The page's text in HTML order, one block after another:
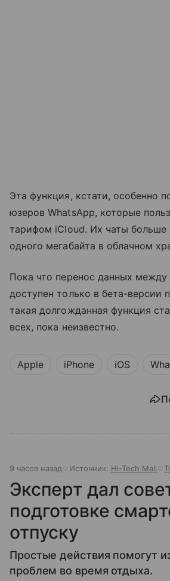
Эта функция, кстати, особенно
юзеров WhatsApp, которые
тарифом iCloud. Их чаты больше
одного мегабайта в облачном
Пока что перенос данных между
доступен только в бета-версии
такая долгожданная функция
всех, пока неизвестно.
Apple iPhone iOS
9 часов назад Источник: Hi-Tech Mail
Эксперт дал
подготовке
отпуску
Простые действия помогут
проблем во время отдыха.